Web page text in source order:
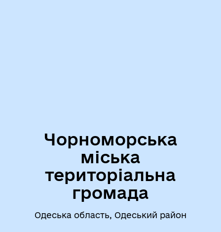
Чорноморська
міська
територіальна
громада
Одеська область, Одеський район